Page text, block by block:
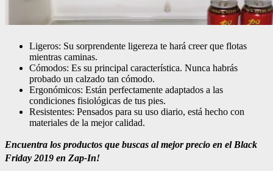
Ligeros: Su sorprendente ligereza te hará creer que flotas
mientras caminas.
Cómodos: Es su principal característica. Nunca habrás
probado un calzado tan cómodo.
Ergonómicos: Están perfectamente adaptados a las
condiciones fisiológicas de tus pies.
Resistentes: Pensados para su uso diario, está hecho con
materiales de la mejor calidad.
Encuentra los productos que buscas al mejor precio en el Black
Friday 2019 en Zap-In!